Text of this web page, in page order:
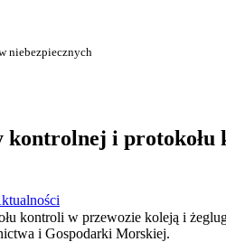
niebezpiecznych
i protokołu
kontroli w przewozie koleją i
i Gospodarki Morskiej.